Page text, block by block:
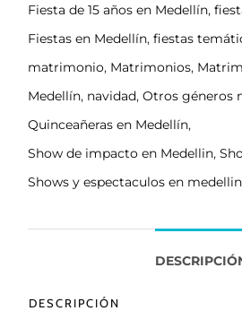
Fiesta de 15 años en Medellín,
Fiestas en Medellín, fiestas
matrimonio, Matrimonios,
Medellín, navidad, Otros géneros
Quinceañeras en Medellín,
Show de impacto en Medellin,
Shows y espectaculos en medellin
DESCRIPCIÓN